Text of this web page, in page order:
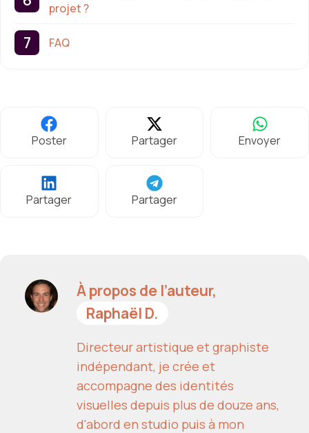
projet ?
FAQ
Poster Partager Envoyer
Partager Partager
À propos de l’auteur,
Raphaël D.
Directeur artistique et graphiste
indépendant, je crée et
accompagne des identités
visuelles depuis plus de douze ans,
d'abord en studio puis à mon